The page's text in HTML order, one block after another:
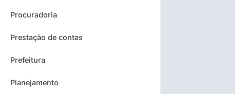
Procuradoria
Prestação de contas
Prefeitura
Planejamento